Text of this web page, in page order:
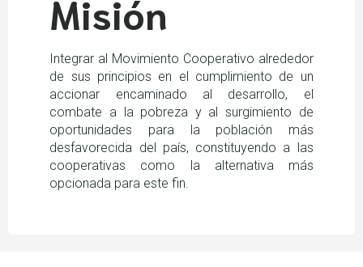
Misión
Integrar al Movimiento Cooperativo alrededor
de sus principios en el cumplimiento de un
accionar encaminado al desarrollo, el
combate a la pobreza y al surgimiento de
oportunidades para la población más
desfavorecida del país, constituyendo a las
cooperativas como la alternativa más
opcionada para este fin.